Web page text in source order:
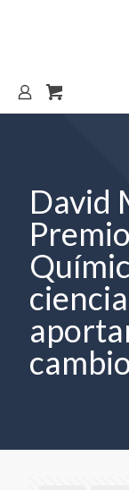
David